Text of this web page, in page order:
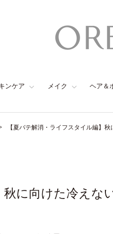
ンケア メイク ヘア＆
【夏バテ解消・ライフスタイル編】
に向けた冷えな